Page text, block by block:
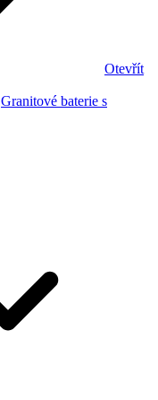
Otevřít
Granitové baterie s